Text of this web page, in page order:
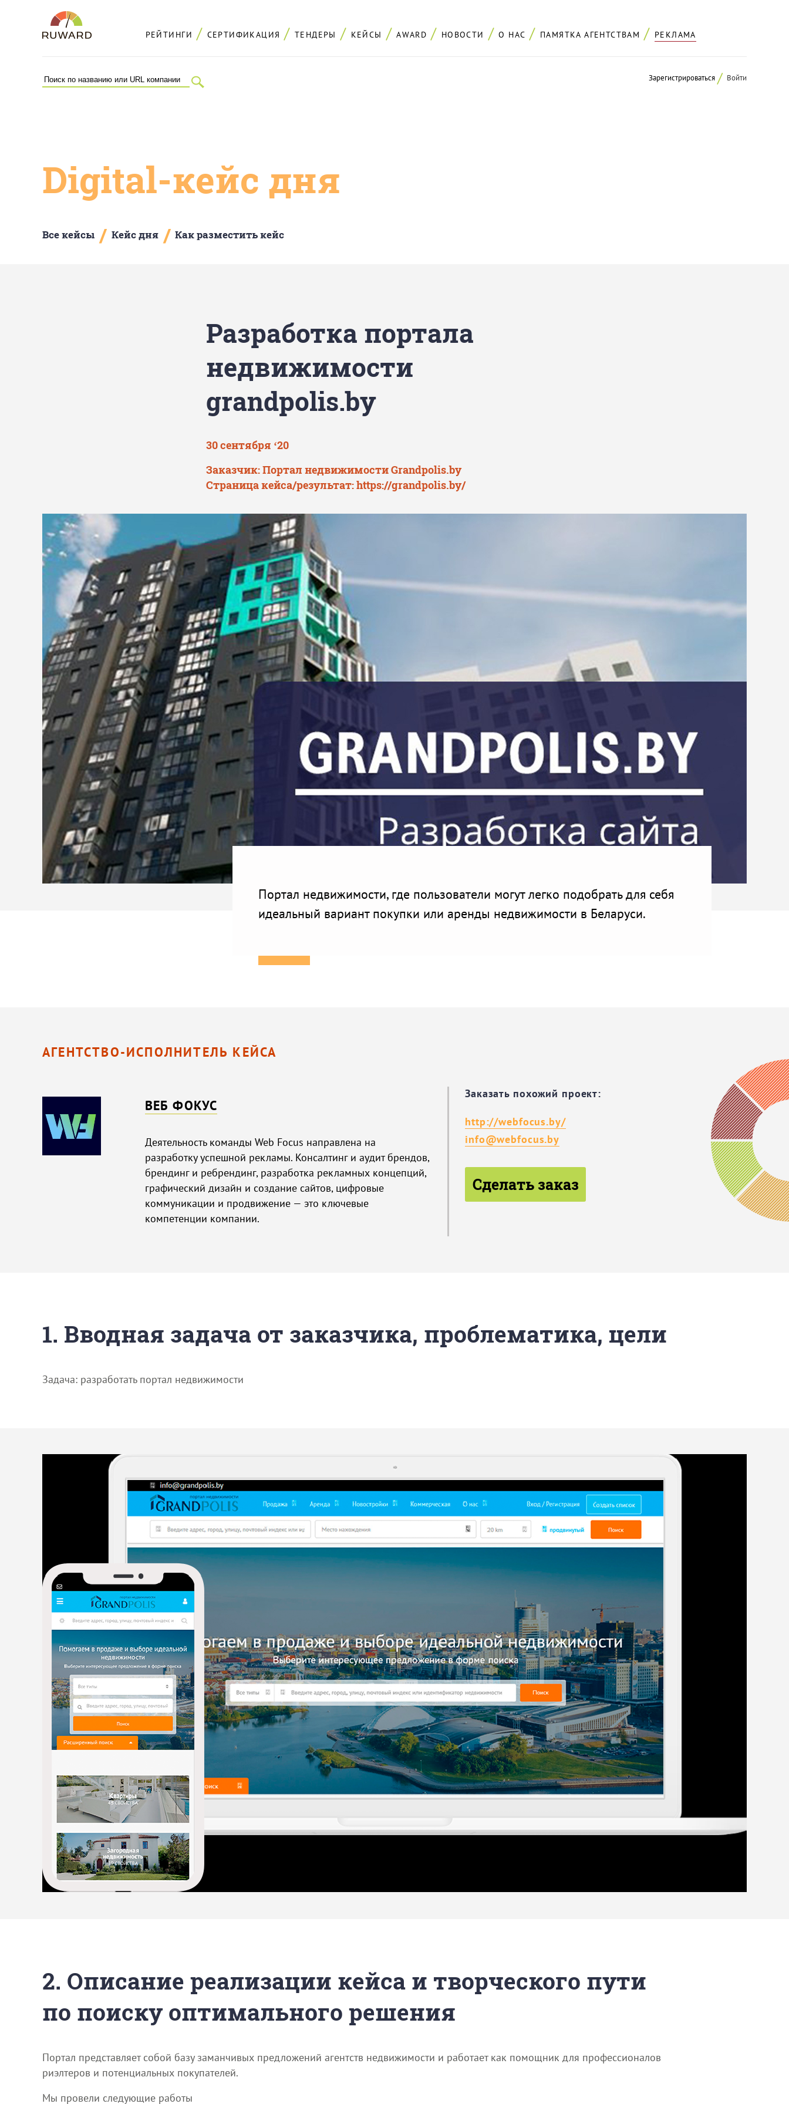
РЕЙТИНГИ СЕРТИФИКАЦИЯ ТЕНДЕРЫ КЕЙСЫ AWARD НОВОСТИ О НАС ПАМЯТКА АГЕНТСТВАМ РЕКЛАМА
Зарегистрироваться Войти
Digital-кейс дня
Все кейсы / Кейс дня / Как разместить кейс
Разработка портала
недвижимости
grandpolis.by
30 сентября ‘20
Заказчик: Портал недвижимости Grandpolis.by
Страница кейса/результат:https://grandpolis.by/
Портал недвижимости, где пользователи могут легко подобрать для себя
идеальный вариант покупки или аренды недвижимости в Беларуси.
АГЕНТСТВО-ИСПОЛНИТЕЛЬ КЕЙСА
ВЕБ ФОКУС
Деятельность команды Web Focus направлена на
разработку успешной рекламы. Консалтинг и аудит брендов,
брендинг и ребрендинг, разработка рекламных концепций,
графический дизайн и создание сайтов, цифровые
коммуникации и продвижение — это ключевые
компетенции компании.
Заказать похожий проект:
http://webfocus.by/
info@webfocus.by
Сделать заказ
1. Вводная задача от заказчика, проблематика, цели
Задача: разработать портал недвижимости
2. Описание реализации кейса и творческого пути
по поиску оптимального решения
Портал представляет собой базу заманчивых предложений агентств недвижимости и работает как помощник для профессионалов
риэлтеров и потенциальных покупателей.
Мы провели следующие работы